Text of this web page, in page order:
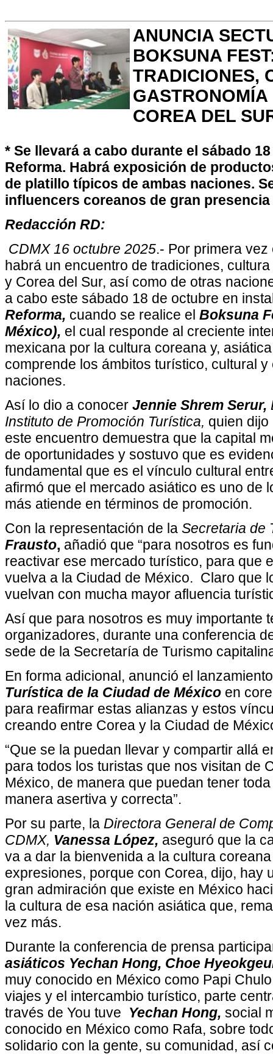
ANUNCIA
BOKSUNA
TRADICIONES,
GASTRONOMÍA
COREA DEL
* Se llevará a cabo durante el sábado
Reforma. Habrá exposición de
de platillo típicos de ambas naciones.
influencers coreanos de gran presencia
Redacción RD:
CDMX 16 octubre 2025.- Por primera
habrá un encuentro de tradiciones,
y Corea del Sur, así como de otras
a cabo este sábado 18 de octubre en
Reforma, cuando se realice el Boksuna
México), el cual responde al creciente
mexicana por la cultura coreana y,
comprende los ámbitos turístico, cultural
naciones.
Así lo dio a conocer Jennie Shrem Serur,
Instituto de Promoción Turística, quien
este encuentro demuestra que la capital
de oportunidades y sostuvo que es
fundamental que es el vínculo cultural
afirmó que el mercado asiático es uno de
más atiende en términos de promoción.
Con la representación de la Secretaria de
Frausto, añadió que “para nosotros es
reactivar ese mercado turístico, para que
vuelva a la Ciudad de México. Claro que
vuelvan con mucha mayor afluencia
Así que para nosotros es muy importante
organizadores, durante una conferencia
sede de la Secretaría de Turismo
En forma adicional, anunció el
Turística de la Ciudad de México en
para reafirmar estas alianzas y estos
creando entre Corea y la Ciudad de
“Que se la puedan llevar y compartir allá
para todos los turistas que nos visitan de
México, de manera que puedan tener
manera asertiva y correcta”.
Por su parte, la Directora General de
CDMX, Vanessa López, aseguró que la
va a dar la bienvenida a la cultura
expresiones, porque con Corea, dijo, hay
gran admiración que existe en México
la cultura de esa nación asiática que,
vez más.
Durante la conferencia de prensa
asiáticos Yechan Hong, Choe
muy conocido en México como Papi
viajes y el intercambio turístico, parte
través de You tuve Yechan Hong, social
conocido en México como Rafa, sobre
solidario con la gente, su comunidad, así